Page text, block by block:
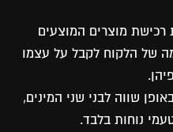
מוצרים המוצעים
של הלקוח לקבל על עצמו
שווה לבני שני המינים,
נוחות בלבד.